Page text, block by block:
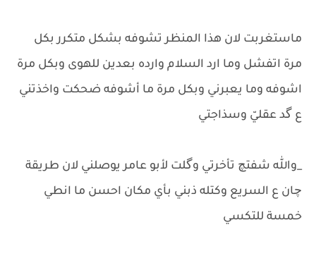
ماستغربت لان هذا المنظر تشوفه بشكل متكرر بكل
مرة اتفشل وما ارد السلام وارده بعدين للهوى وبكل مرة
اشوفه وما يعبرني وبكل مرة ما أشوفه ضحكت واخذتني
ع گد عقليّ وسذاجتي
_والله شفتچ تأخرتي وگلت لأبو عامر يوصلني لان طريقة
چان ع السريع وكتله ذبني بأي مكان احسن ما انطي
خمسة للتكسي